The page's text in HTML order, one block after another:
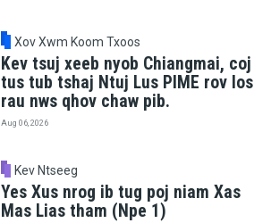
Xov Xwm Koom Txoos
Kev tsuj xeeb nyob Chiangmai, coj
tus tub tshaj Ntuj Lus PIME rov los
rau nws qhov chaw pib.
Aug 06, 2026
Kev Ntseeg
Yes Xus nrog ib tug poj niam Xas
Mas Lias tham (Npe 1)